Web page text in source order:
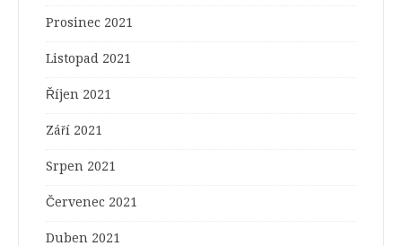
Prosinec 2021
Listopad 2021
Říjen 2021
Září 2021
Srpen 2021
Červenec 2021
Duben 2021